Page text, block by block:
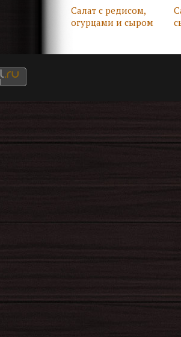
Салат с редисом,
огурцами и сыром